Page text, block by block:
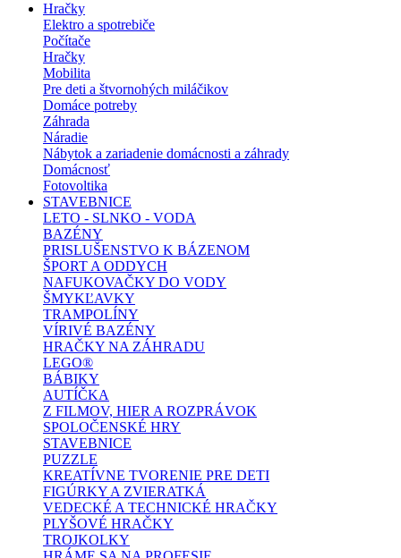
Hračky
Elektro a spotrebiče
Počítače
Hračky
Mobilita
Pre deti a štvornohých miláčikov
Domáce potreby
Záhrada
Náradie
Nábytok a zariadenie domácnosti a záhrady
Domácnosť
Fotovoltika
STAVEBNICE
LETO - SLNKO - VODA
BAZÉNY
PRISLUŠENSTVO K BÁZENOM
ŠPORT A ODDYCH
NAFUKOVAČKY DO VODY
ŠMYKĽAVKY
TRAMPOLÍNY
VÍRIVÉ BAZÉNY
HRAČKY NA ZÁHRADU
LEGO®
BÁBIKY
AUTÍČKA
Z FILMOV, HIER A ROZPRÁVOK
SPOLOČENSKÉ HRY
STAVEBNICE
PUZZLE
KREATÍVNE TVORENIE PRE DETI
FIGÚRKY A ZVIERATKÁ
VEDECKÉ A TECHNICKÉ HRAČKY
PLYŠOVÉ HRAČKY
TROJKOLKY